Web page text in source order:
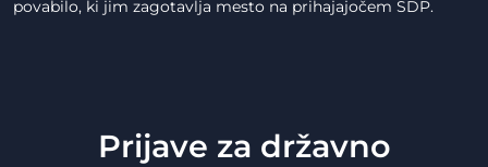
povabilo, ki jim zagotavlja mesto na prihajajočem SDP.
Prijave za državno